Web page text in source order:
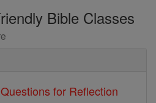
Bible Classes
for Reflection